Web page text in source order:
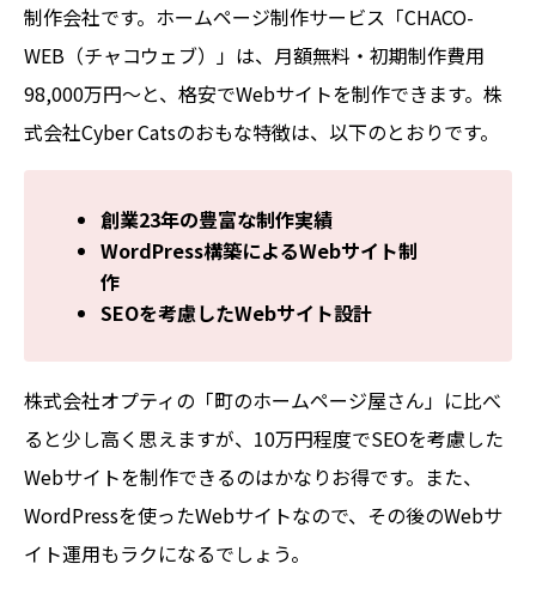
制作会社です。ホームページ制作サービス「CHACO-
WEB（チャコウェブ）」は、月額無料・初期制作費用
98,000万円～と、格安でWebサイトを制作できます。株
式会社Cyber Catsのおもな特徴は、以下のとおりです。
創業23年の豊富な制作実績
WordPress構築によるWebサイト制
作
SEOを考慮したWebサイト設計
株式会社オプティの「町のホームページ屋さん」に比べ
ると少し高く思えますが、10万円程度でSEOを考慮した
Webサイトを制作できるのはかなりお得です。また、
WordPressを使ったWebサイトなので、その後のWebサ
イト運用もラクになるでしょう。